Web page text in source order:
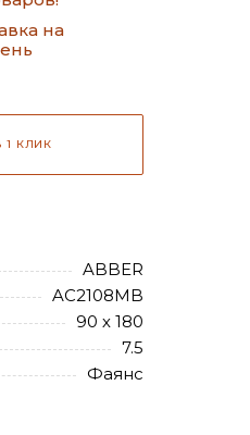
на
1 КЛИК
ABBER
AC2108MB
90 х 180
7.5
Фаянс